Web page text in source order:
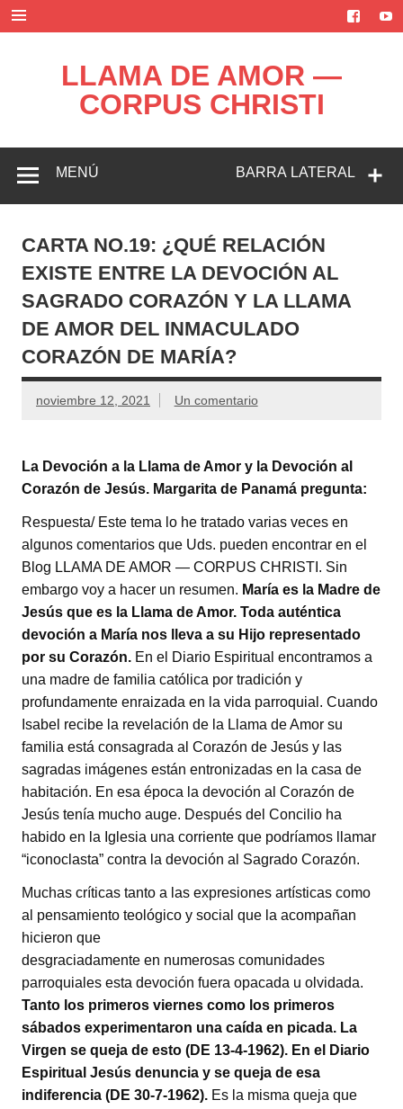
contenido
LLAMA DE AMOR —
CORPUS CHRISTI
BARRA LATERAL
MENÚ
CARTA NO.19: ¿QUÉ RELACIÓN
EXISTE ENTRE LA DEVOCIÓN AL
SAGRADO CORAZÓN Y LA LLAMA
DE AMOR DEL INMACULADO
CORAZÓN DE MARÍA?
noviembre 12, 2021 Un comentario
La Devoción a la Llama de Amor y la Devoción al
Corazón de Jesús. Margarita de Panamá pregunta:
Respuesta/ Este tema lo he tratado varias veces en
algunos comentarios que Uds. pueden encontrar en el
Blog LLAMA DE AMOR — CORPUS CHRISTI. Sin
embargo voy a hacer un resumen. María es la Madre de
Jesús que es la Llama de Amor. Toda auténtica
devoción a María nos lleva a su Hijo representado
por su Corazón. En el Diario Espiritual encontramos a
una madre de familia católica por tradición y
profundamente enraizada en la vida parroquial. Cuando
Isabel recibe la revelación de la Llama de Amor su
familia está consagrada al Corazón de Jesús y las
sagradas imágenes están entronizadas en la casa de
habitación. En esa época la devoción al Corazón de
Jesús tenía mucho auge. Después del Concilio ha
habido en la Iglesia una corriente que podríamos llamar
“iconoclasta” contra la devoción al Sagrado Corazón.
Muchas críticas tanto a las expresiones artísticas como
al pensamiento teológico y social que la acompañan
hicieron que
desgraciadamente en numerosas comunidades
parroquiales esta devoción fuera opacada u olvidada.
Tanto los primeros viernes como los primeros
sábados experimentaron una caída en picada. La
Virgen se queja de esto (DE 13-4-1962). En el Diario
Espiritual Jesús denuncia y se queja de esa
indiferencia (DE 30-7-1962). Es la misma queja que